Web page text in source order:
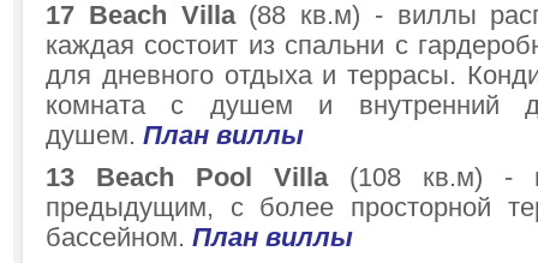
17 Beach Villa(88 кв.м) - виллы
каждая состоит из спальни с
для дневного отдыха и террасы.
комната с душем и внутренний
душем. План виллы
13 Beach Pool Villa(108 кв.м) -
предыдущим, с более просторной
бассейном. План виллы